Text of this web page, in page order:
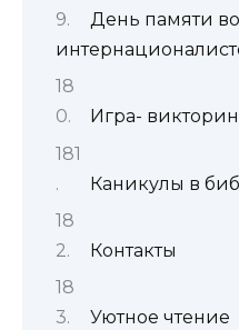
День памяти
Игра-
Каникулы в
Контакты
Уютное чтение